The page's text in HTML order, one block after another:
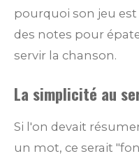
pourquoi son jeu est
des notes pour
servir la chanson.
La simplicité au
Si l'on devait
un mot, ce serait